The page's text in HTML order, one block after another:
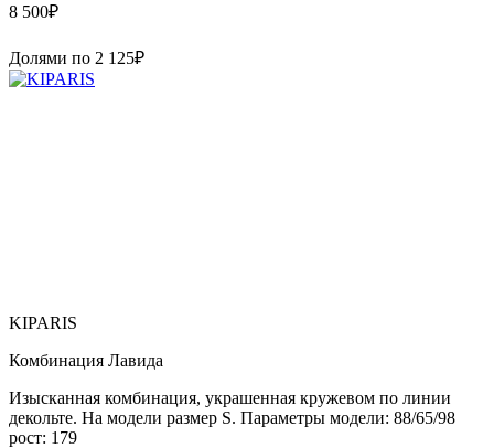
8 500₽
Долями по 2 125₽
KIPARIS
Комбинация Лавида
Изысканная комбинация, украшенная кружевом по линии
декольте. На модели размер S. Параметры модели: 88/65/98
рост: 179